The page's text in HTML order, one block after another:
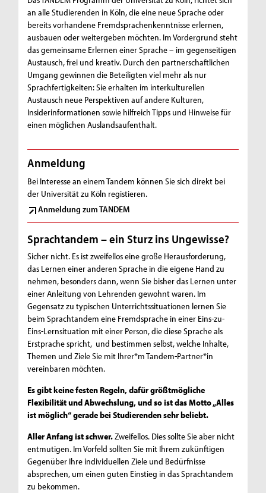
an alle Studierenden in Köln, die eine neue Sprache oder
bereits vorhandene Fremdsprachenkenntnisse erlernen,
ausbauen oder weitergeben möchten. Im Vordergrund steht
das gemeinsame Erlernen einer Sprache – im gegenseitigen
Austausch, frei und kreativ. Durch den partnerschaftlichen
Umgang gewinnen die Beteiligten viel mehr als nur
Sprachfertigkeiten: Sie erhalten im interkulturellen
Austausch neue Perspektiven auf andere Kulturen,
Insiderinformationen sowie hilfreich Tipps und Hinweise für
einen möglichen Auslandsaufenthalt.
Anmeldung
Bei Interesse an einem Tandem können Sie sich direkt bei
der Universität zu Köln registieren.
Anmeldung zum TANDEM
Sprachtandem – ein Sturz ins Ungewisse?
Sicher nicht. Es ist zweifellos eine große Herausforderung,
das Lernen einer anderen Sprache in die eigene Hand zu
nehmen, besonders dann, wenn Sie bisher das Lernen unter
einer Anleitung von Lehrenden gewohnt waren. Im
Gegensatz zu typischen Unterrichtssituationen lernen Sie
beim Sprachtandem eine Fremdsprache in einer Eins-zu-
Eins-Lernsituation mit einer Person, die diese Sprache als
Erstprache spricht, und bestimmen selbst, welche Inhalte,
Themen und Ziele Sie mit Ihrer*m Tandem-Partner*in
vereinbaren möchten.
Es gibt keine festen Regeln, dafür größtmögliche
Flexibilität und Abwechslung, und so ist das Motto „Alles
ist möglich“ gerade bei Studierenden sehr beliebt.
Aller Anfang ist schwer.Zweifellos. Dies sollte Sie aber nicht
entmutigen. Im Vorfeld sollten Sie mit Ihrem zukünftigen
Gegenüber Ihre individuellen Ziele und Bedürfnisse
absprechen, um einen guten Einstieg in das Sprachtandem
zu bekommen.